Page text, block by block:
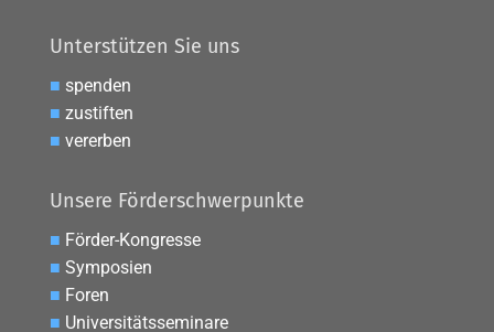
Unterstützen Sie uns
■ spenden
■ zustiften
■ vererben
Unsere Förderschwerpunkte
■ Förder-Kongresse
■ Symposien
■ Foren
■ Universitätsseminare